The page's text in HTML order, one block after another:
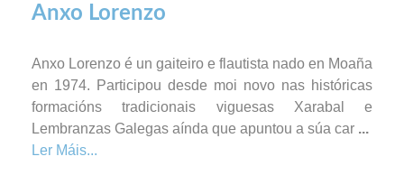
Anxo Lorenzo
Anxo Lorenzo é un gaiteiro e flautista nado en Moaña
en 1974. Participou desde moi novo nas históricas
formacións tradicionais viguesas Xarabal e
Lembranzas Galegas aínda que apuntou a súa car ...
Ler Máis...